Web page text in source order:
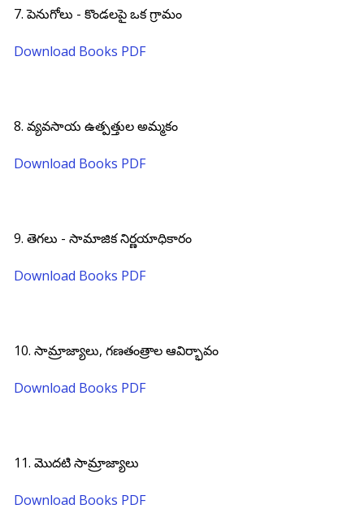
7. పెనుగోలు - కొండలపై ఒక గ్రామం
Download Books PDF
8. వ్యవసాయ ఉత్పత్తుల అమ్మకం
Download Books PDF
9. తెగలు - సామాజిక నిర్ణయాధికారం
Download Books PDF
10. సామ్రాజ్యాలు, గణతంత్రాల ఆవిర్భావం
Download Books PDF
11. మొదటి సామ్రాజ్యాలు
Download Books PDF